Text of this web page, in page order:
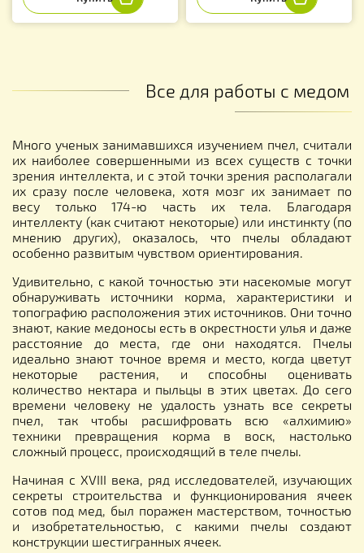
Все для работы с медом
Много ученых занимавшихся изучением пчел, считали
их наиболее совершенными из всех существ с точки
зрения интеллекта, и с этой точки зрения располагали
их сразу после человека, хотя мозг их занимает по
весу только 174-ю часть их тела. Благодаря
интеллекту (как считают некоторые) или инстинкту (по
мнению других), оказалось, что пчелы обладают
особенно развитым чувством ориентирования.
Удивительно, с какой точностью эти насекомые могут
обнаруживать источники корма, характеристики и
топографию расположения этих источников. Они точно
знают, какие медоносы есть в окрестности улья и даже
расстояние до места, где они находятся. Пчелы
идеально знают точное время и место, когда цветут
некоторые растения, и способны оценивать
количество нектара и пыльцы в этих цветах. До сего
времени человеку не удалость узнать все секреты
пчел, так чтобы расшифровать всю «алхимию»
техники превращения корма в воск, настолько
сложный процесс, происходящий в теле пчелы.
Начиная с XVIII века, ряд исследователей, изучающих
секреты строительства и функционирования ячеек
сотов под мед, был поражен мастерством, точностью
и изобретательностью, с какими пчелы создают
конструкции шестигранных ячеек.